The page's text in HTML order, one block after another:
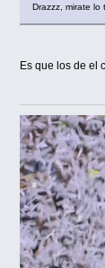
Drazzz, mirate
Es que los de el